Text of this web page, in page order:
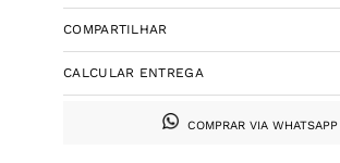
COMPARTILHAR
CALCULAR ENTREGA
COMPRAR VIA WHATSAPP